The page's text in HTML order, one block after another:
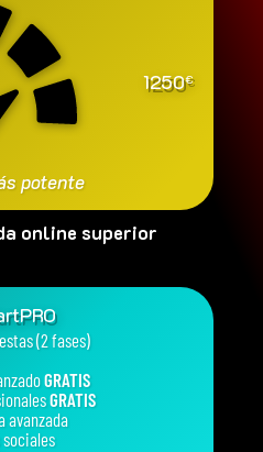
1250€
potente
online superior
(2 fases)
GRATIS
GRATIS
avanzada